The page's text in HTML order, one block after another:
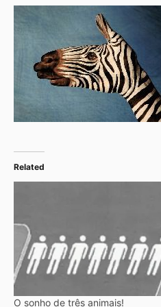
Related
O sonho de três animais!